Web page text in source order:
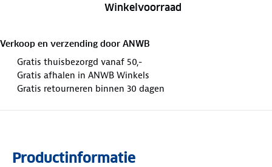
Winkelvoorraad
Verkoop en verzending door ANWB
Gratis thuisbezorgd vanaf 50,-
Gratis afhalen in ANWB Winkels
Gratis retourneren binnen 30 dagen
Productinformatie